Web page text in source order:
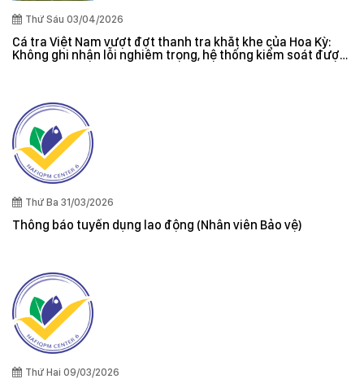
Thứ Sáu 03/04/2026
Cá tra Việt Nam vượt đợt thanh tra khắt khe của Hoa Kỳ:
Không ghi nhận lỗi nghiêm trọng, hệ thống kiểm soát được
Thứ Ba 31/03/2026
Thông báo tuyển dụng lao động (Nhân viên Bảo vệ)
Thứ Hai 09/03/2026